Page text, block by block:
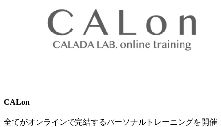
CALon
全てがオンラインで完結するパーソナルトレーニングを開催